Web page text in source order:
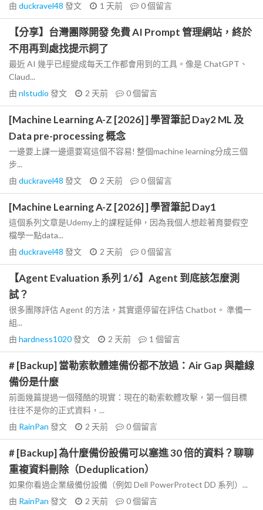
由 duckravel48 發文 1 天前 0個留言
【分享】台灣團隊開發 免費 AI Prompt 管理網站，終於
不用再到處找提示詞了
最近 AI 幾乎已經變成每天工作都會用到的工具。像是 ChatGPT、
Claud...
由 nlstudio 發文 2 天前 0個留言
[Machine Learning A-Z [2026] ] 學習筆記 Day2 ML 及
Data pre-processing 概念
一邊要上課一邊還要寫這個不容易! 整個machine learning分成三個
步...
由 duckravel48 發文 2 天前 0個留言
[Machine Learning A-Z [2026] ] 學習筆記 Day1
這個系列文章是Udemy上的課程延伸，因為我個人想趁著育嬰假空
檔學一點data...
由 duckravel48 發文 2 天前 0個留言
【Agent Evaluation 系列 1/6】Agent 到底該怎麼測
試？
很多團隊評估 Agent 的方法，其實還停留在評估 Chatbot。 準備一
組...
由 hardness1020發文 2 天前 1 個留言
# [Backup] 當勒索軟體連備份都不放過：Air Gap 與離線
備份是什麼
前面幾篇提過一個殘酷的現實：現在的勒索軟體攻擊，第一個目標
往往不是你的正式資料，...
由 RainPan 發文 2 天前 0個留言
# [Backup] 為什麼備份設備可以塞進 30 倍的資料？聊聊
重複資料刪除（Deduplication）
如果你看過企業級備份設備（例如 Dell PowerProtect DD 系列）...
由 RainPan 發文 2 天前 0個留言